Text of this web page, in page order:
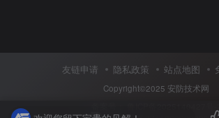
友链申请 隐私政策 站点地图
Copyright©2025 安防技术网